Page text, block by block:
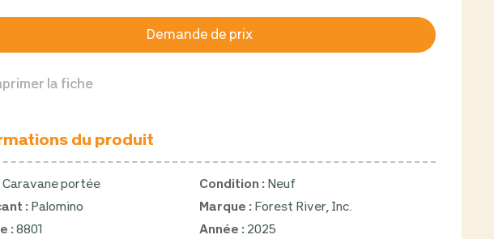
Demande de prix
la fiche
du produit
Caravane portée Condition : Neuf
: Palomino Marque : Forest River, Inc.
:8801 Année : 2025